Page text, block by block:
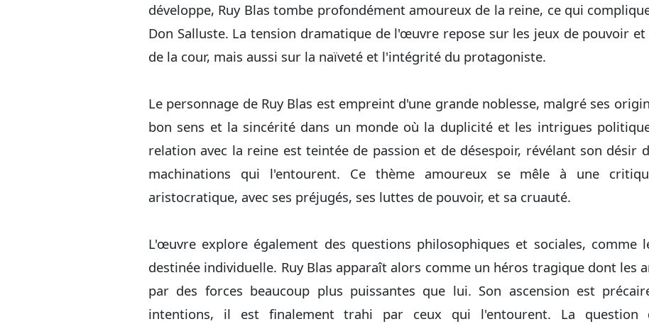
développe, Ruy Blas tombe profondément amoureux de la reine, ce qui
Don Salluste. La tension dramatique de l'œuvre repose sur les jeux de pouvoir
de la cour, mais aussi sur la naïveté et l'intégrité du protagoniste.
Le personnage de Ruy Blas est empreint d'une grande noblesse, malgré ses
bon sens et la sincérité dans un monde où la duplicité et les intrigues
relation avec la reine est teintée de passion et de désespoir, révélant son désir
machinations qui l'entourent. Ce thème amoureux se mêle à une
aristocratique, avec ses préjugés, ses luttes de pouvoir, et sa cruauté.
L'œuvre explore également des questions philosophiques et sociales, comme
destinée individuelle. Ruy Blas apparaît alors comme un héros tragique dont les
par des forces beaucoup plus puissantes que lui. Son ascension est
intentions, il est finalement trahi par ceux qui l'entourent. La question